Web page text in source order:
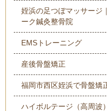
姪浜の足つぼマッサージ
ーク鍼灸整骨院
EMSトレーニング
産後骨盤矯正
福岡市西区姪浜で骨盤矯
ハイボルテージ（高周波